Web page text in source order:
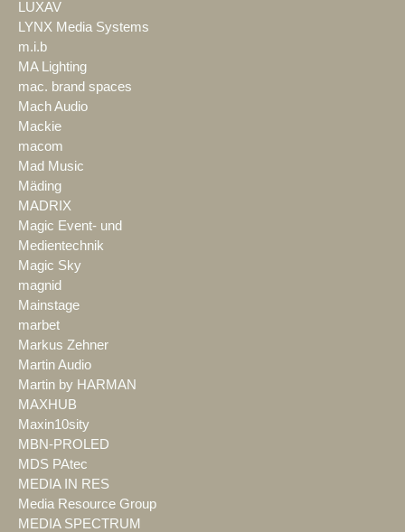
LUXAV
LYNX Media Systems
m.i.b
MA Lighting
mac. brand spaces
Mach Audio
Mackie
macom
Mad Music
Mäding
MADRIX
Magic Event- und
Medientechnik
Magic Sky
magnid
Mainstage
marbet
Markus Zehner
Martin Audio
Martin by HARMAN
MAXHUB
Maxin10sity
MBN-PROLED
MDS PAtec
MEDIA IN RES
Media Resource Group
MEDIA SPECTRUM